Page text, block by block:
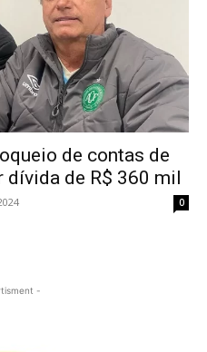
de contas de
dívida de R$ 360 mil
0
-